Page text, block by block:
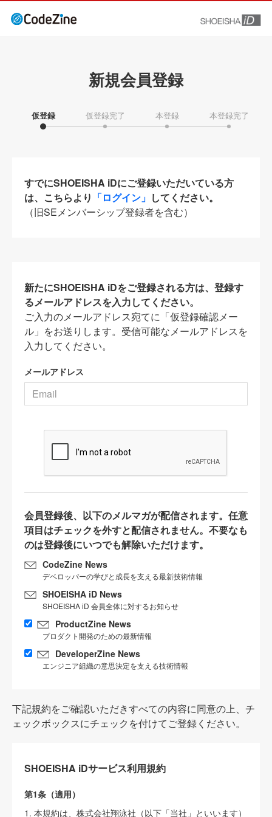
新規会員登録
仮登録 仮登録完了 本登録 本登録完了
すでにSHOEISHA iDにご登録いただいている方
は、こちらより 「ログイン」 してください。
（旧SEメンバーシップ登録者を含む）
新たにSHOEISHA iDをご登録される方は、登録す
るメールアドレスを入力してください。
ご入力のメールアドレス宛てに「仮登録確認メー
ル」をお送りします。受信可能なメールアドレスを
入力してください。
メールアドレス
会員登録後、以下のメルマガが配信されます。任意
項目はチェックを外すと配信されません。不要なも
のは登録後にいつでも解除いただけます。
CodeZine News
デベロッパーの学びと成長を支える最新技術情報
SHOEISHA iD News
SHOEISHA iD 会員全体に対するお知らせ
ProductZine News
プロダクト開発のための最新情報
DeveloperZine News
エンジニア組織の意思決定を支える技術情報
下記規約をご確認いただきすべての内容に同意の上、チ
ェックボックスにチェックを付けてご登録ください。
SHOEISHA iDサービス利用規約
第1条（適用）
1. 本規約は、株式会社翔泳社（以下「当社」といいます）